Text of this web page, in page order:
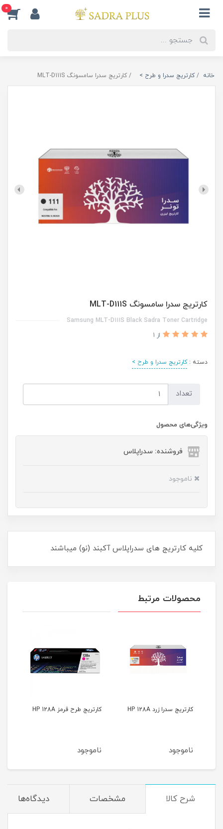
0
خانه کارتریج سدرا و طرح > کارتریج سدرا سامسونگ MLT-D111S
کارتریج سدرا سامسونگ MLT-D111S
Samsung MLT-D111S Black Sadra Toner Cartridge
از 1
دسته :کارتریج سدرا و طرح >
تعداد
ویژگی‌های محصول
فروشنده: سدراپلاس
ناموجود
کلیه کارتریج های سدراپلاس آکبند (نو) میباشند
محصولات مرتبط
کارتریج سدرا زرد HP 128A
ناموجود
کارتریج طرح قرمز HP 128A
ناموجود
شرح کالا مشخصات دیدگاه‌ها